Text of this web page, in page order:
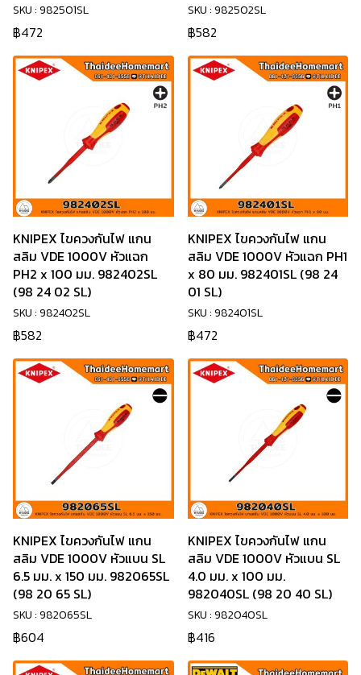
SKU : 982501SL
฿472
SKU : 982502SL
฿582
KNIPEX ไขควงกันไฟ แกน
สลิม VDE 1000V หัวแฉก
PH2 x 100 มม. 982402SL
(98 24 02 SL)
SKU : 982402SL
฿582
KNIPEX ไขควงกันไฟ แกน
สลิม VDE 1000V หัวแฉก PH1
x 80 มม. 982401SL (98 24
01 SL)
SKU : 982401SL
฿472
KNIPEX ไขควงกันไฟ แกน
สลิม VDE 1000V หัวแบน SL
6.5 มม. x 150 มม. 982065SL
(98 20 65 SL)
SKU : 982065SL
฿604
KNIPEX ไขควงกันไฟ แกน
สลิม VDE 1000V หัวแบน SL
4.0 มม. x 100 มม.
982040SL (98 20 40 SL)
SKU : 982040SL
฿416